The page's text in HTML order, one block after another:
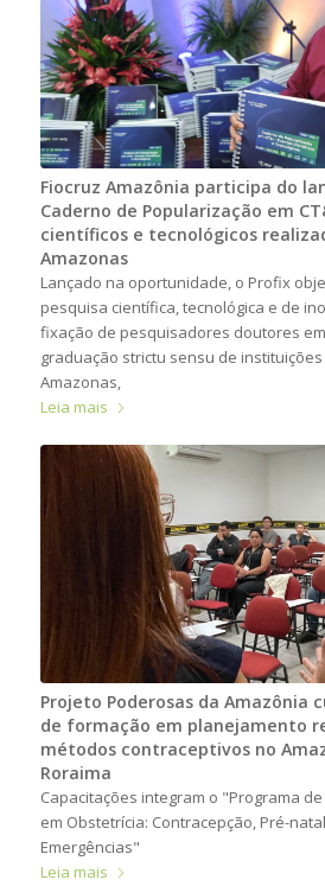
Fiocruz Amazônia participa do
Caderno de Popularização em
científicos e tecnológicos
Amazonas
Lançado na oportunidade, o Profix
pesquisa científica, tecnológica e de
fixação de pesquisadores doutores
graduação strictu sensu de
Amazonas,
Leia mais
Projeto Poderosas da Amazônia
de formação em planejamento
métodos contraceptivos no
Roraima
Capacitações integram o "Programa
em Obstetrícia: Contracepção, Pré-
Emergências"
Leia mais